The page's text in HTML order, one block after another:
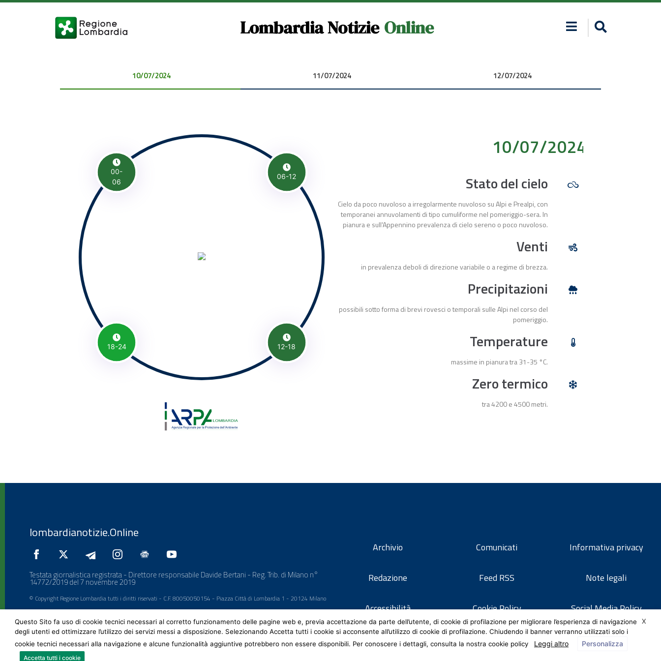
Lombardia Notizie Online
10/07/2024 00:00:00 11/07/2024 00:00:00 12/07/2024 00:00:00
00-
06
06-12
18-24 12-18
10/07/2024 00:00:00
Stato del cielo
Cielo da poco nuvoloso a irregolarmente nuvoloso su Alpi e Prealpi, con
temporanei annuvolamenti di tipo cumuliforme nel pomeriggio-sera. In
pianura e sull'Appennino prevalenza di cielo sereno o poco nuvoloso.
Venti
in prevalenza deboli di direzione variabile o a regime di brezza.
Precipitazioni
possibili sotto forma di brevi rovesci o temporali sulle Alpi nel corso del
pomeriggio.
Temperature
massime in pianura tra 31-35 °C.
Zero termico
tra 4200 e 4500 metri.
lombardianotizie.Online
Testata giornalistica registrata - Direttore responsabile Davide Bertani - Reg. Trib. di Milano n°
14772/2019 del 7 novembre 2019
© Copyright Regione Lombardia tutti i diritti riservati - C.F. 80050050154 - Piazza Città di Lombardia 1 - 20124 Milano
Archivio
Redazione
Accessibilità
Comunicati
Feed RSS
Cookie Policy
Informativa privacy
Note legali
Social Media Policy
X
Questo Sito fa uso di cookie tecnici necessari al corretto funzionamento delle pagine web e, previa accettazione da parte dell’utente, di cookie di profilazione per migliorare l’esperienza di navigazione
degli utenti ed ottimizzare l’utilizzo dei servizi messi a disposizione. Selezionando Accetta tutti i cookie si acconsente all’utilizzo di cookie di profilazione. Chiudendo il banner verranno utilizzati solo i
cookie tecnici necessari alla navigazione e alcune funzionalità aggiuntive potrebbero non essere disponibili. Per conoscere i dettagli, consulta la nostra cookie policy
Leggi altro Personalizza
Accetta tutti i cookie